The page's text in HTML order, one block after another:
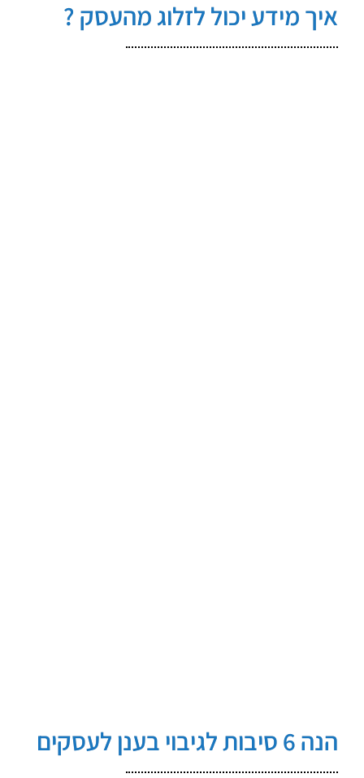
איך מידע יכול לזלוג מהעסק ?
הנה 6 סיבות לגיבוי בענן לעסקים